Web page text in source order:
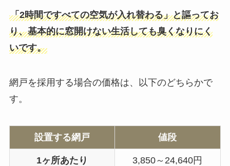
「2時間ですべての空気が入れ替わる」と謳ってお
り、基本的に窓開けない生活しても臭くなりにく
いです。
網戸を採用する場合の価格は、以下のどちらかで
す。
設置する網戸 値段
1ヶ所あたり 3,850～24,640円